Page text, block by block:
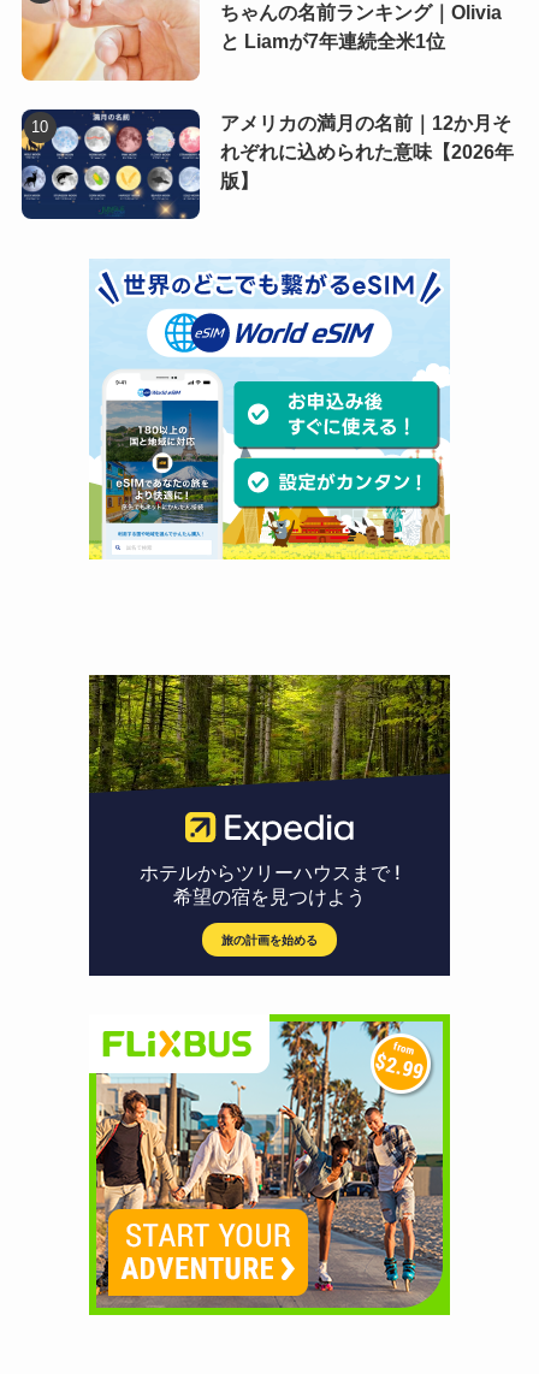
ちゃんの名前ランキング｜Olivia
と Liamが7年連続全米1位
アメリカの満月の名前｜12か月そ
れぞれに込められた意味【2026年
版】